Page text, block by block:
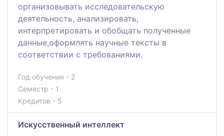
организовывать исследовательскую
деятельность, анализировать,
интерпретировать и обобщать полученные
данные,оформлять научные тексты в
соответствии с требованиями.
Год обучения - 2
Семестр - 1
Кредитов - 5
Искусственный интеллект